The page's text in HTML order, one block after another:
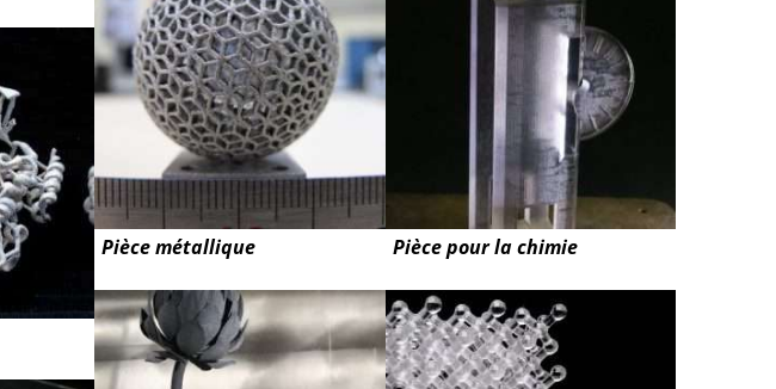
Pièce métallique Pièce pour la chimie